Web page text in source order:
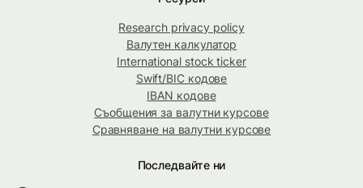
Research privacy policy
Валутен калкулатор
International stock ticker
Swift/BIC кодове
IBAN кодове
Съобщения за валутни курсове
Сравняване на валутни курсове
Последвайте ни